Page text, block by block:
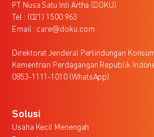
PT Nusa Satu Inti Artha (DOKU)
Tel : (021) 1500 963
Email : care@doku.com
Direktorat Jenderal Perlindungan
Kementrian Perdagangan Republik
0853-1111-1010 (WhatsApp)
Solusi
Usaha Kecil Menengah